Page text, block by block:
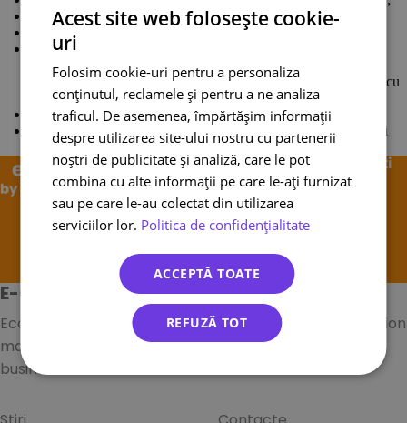
Apasati butonul “Adaugati un tichet nou”;
In pasul urmator, completati toate campurile;
La sectiunea “Motiv” selectati motivul, apoi selectati numarul
AWB. Pentru expedieri multiple introduceti numarul AWB
principal. Sesizarile se pot depune doar pentru coletele livrate, cu
exceptia celor pierdute;
Atasati documentele relevante;
Odata depusa, mesajul de mai jos va fi afisat, iar sesizarea va fi
vizibila in lista.
Autostrada 1A București-Ploiești
București,
Sectorul 1, 013681, România
office.ecolet@alsendo.com
E-COLETLOGISTIC S.A.
Ecolet is an online platform specializing in transportation
management systems for small and medium-sized
businesses.
Acest site web folosește cookie-
uri
Folosim cookie-uri pentru a personaliza
conținutul, reclamele și pentru a ne analiza
traficul. De asemenea, împărtășim informații
despre utilizarea site-ului nostru cu partenerii
noștri de publicitate și analiză, care le pot
combina cu alte informații pe care le-ați furnizat
sau pe care le-au colectat din utilizarea
serviciilor lor. Politica de confidențialitate
ACCEPTĂ TOATE
REFUZĂ TOT